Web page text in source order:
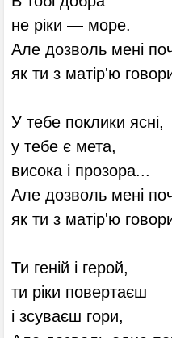
не ріки — море.
Але дозволь мені
як ти з матір'ю
У тебе поклики ясні,
у тебе є мета,
висока і прозора...
Але дозволь мені
як ти з матір'ю
Ти геній і герой,
ти ріки повертаєш
і зсуваєш гори,